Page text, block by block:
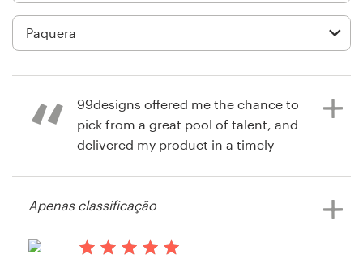
Anthony Newton
99designs offered me the chance to
pick from a great pool of talent, and
delivered my product in a timely
Apenas classificação
Cartão de visita
Manual de identidade da marca
Pesquisar todas as categorias
Suporte
+49 30 568 37640